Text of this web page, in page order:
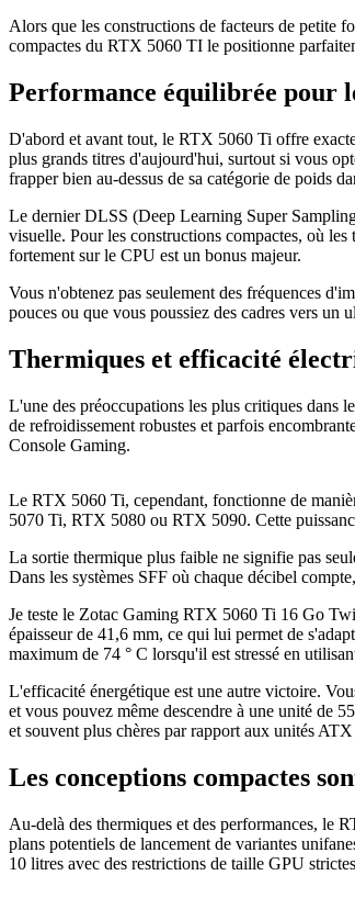
Alors que les constructions de facteurs de petite
compactes du RTX 5060 TI le positionne
Performance équilibrée pour
D'abord et avant tout, le RTX 5060 Ti offre
plus grands titres d'aujourd'hui, surtout si vous
frapper bien au-dessus de sa catégorie de poids
Le dernier DLSS (Deep Learning Super
visuelle. Pour les constructions compactes, où
fortement sur le CPU est un bonus majeur.
Vous n'obtenez pas seulement des fréquences
pouces ou que vous poussiez des cadres vers un
Thermiques et efficacité
L'une des préoccupations les plus critiques dans
de refroidissement robustes et parfois
Console Gaming.
Le RTX 5060 Ti, cependant, fonctionne de
5070 Ti, RTX 5080 ou RTX 5090. Cette
La sortie thermique plus faible ne signifie pas
Dans les systèmes SFF où chaque décibel
Je teste le Zotac Gaming RTX 5060 Ti 16 Go
épaisseur de 41,6 mm, ce qui lui permet de
maximum de 74 ° C lorsqu'il est stressé en
L'efficacité énergétique est une autre victoire.
et vous pouvez même descendre à une unité de
et souvent plus chères par rapport aux unités
Les conceptions compactes
Au-delà des thermiques et des performances, le
plans potentiels de lancement de variantes
10 litres avec des restrictions de taille GPU